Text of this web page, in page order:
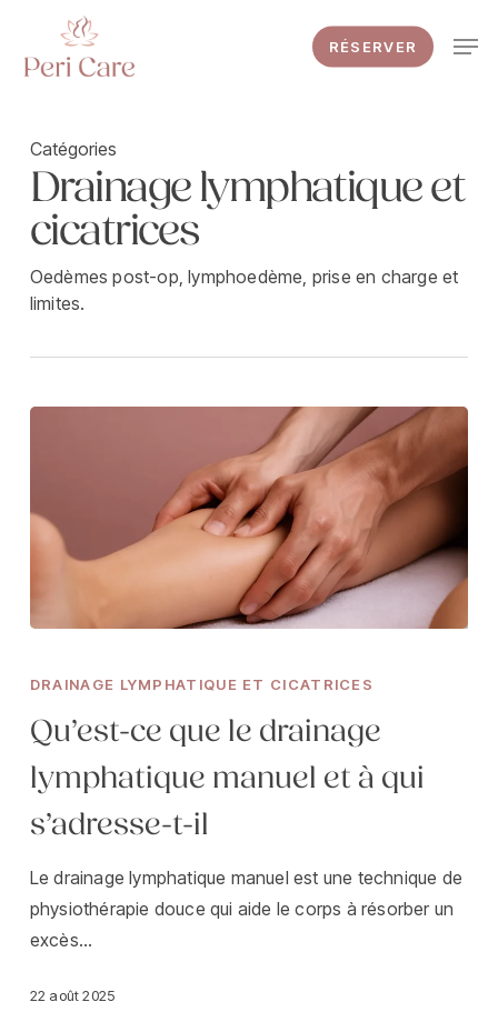
main
RÉSERVER
Catégories
Drainage lymphatique et
cicatrices
Oedèmes post-op, lymphoedème, prise en charge et
limites.
ce
le
drainage
lymphatique
manuel
qui
t-
DRAINAGE LYMPHATIQUE ET CICATRICES
Qu’est-ce que le drainage
lymphatique manuel et à qui
s’adresse-t-il
Le drainage lymphatique manuel est une technique de
physiothérapie douce qui aide le corps à résorber un
excès…
22 août 2025